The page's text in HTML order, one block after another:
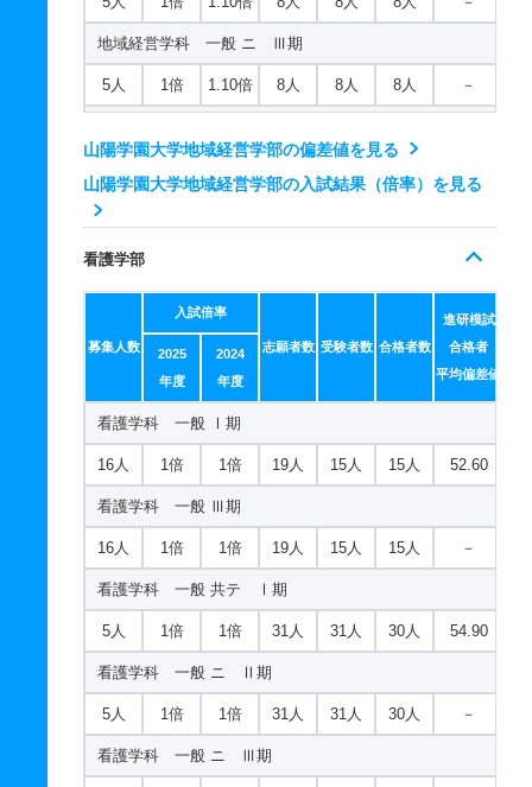
地域経営学科 一般 ニ Ⅲ期
5人 1倍 1.10倍 8人 8人 8人 －
山陽学園大学地域経営学部の偏差値を見る
山陽学園大学地域経営学部の入試結果（倍率）を見る
看護学部
募集人数
入試倍率
志願者数 受験者数 合格者数
進研模試
合格者
平均偏差値
2025
年度
2024
年度
看護学科 一般 Ⅰ期
16人 1倍 1倍 19人 15人 15人 52.60
看護学科 一般 Ⅲ期
16人 1倍 1倍 19人 15人 15人 －
看護学科 一般 共テ Ⅰ期
5人 1倍 1倍 31人 31人 30人 54.90
看護学科 一般 ニ Ⅱ期
5人 1倍 1倍 31人 31人 30人 －
看護学科 一般 ニ Ⅲ期